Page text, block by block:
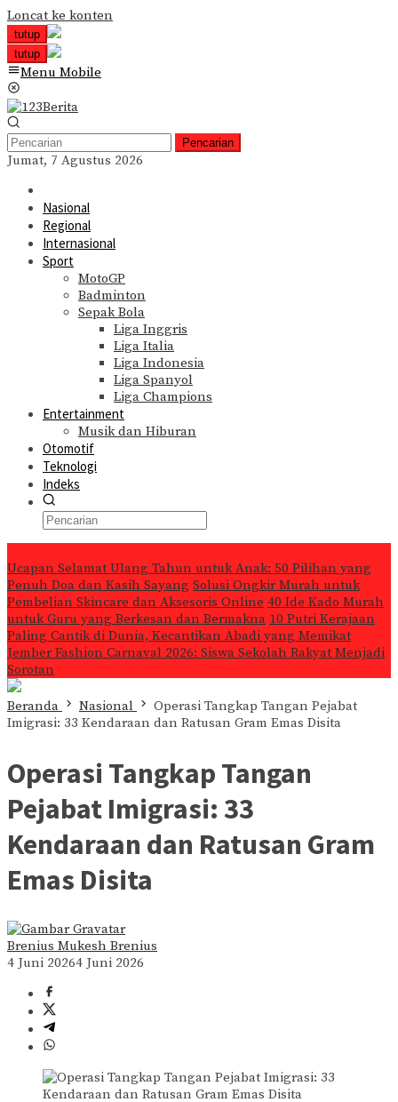
Loncat ke konten
tutup
tutup
Menu Mobile
Pencarian
Jumat, 7 Agustus 2026
Nasional
Regional
Internasional
Sport
MotoGP
Badminton
Sepak Bola
Liga Inggris
Liga Italia
Liga Indonesia
Liga Spanyol
Liga Champions
Entertainment
Musik dan Hiburan
Otomotif
Teknologi
Indeks
Ucapan Selamat Ulang Tahun untuk Anak: 50 Pilihan yang
Penuh Doa dan Kasih Sayang Solusi Ongkir Murah untuk
Pembelian Skincare dan Aksesoris Online 40 Ide Kado Murah
untuk Guru yang Berkesan dan Bermakna 10 Putri Kerajaan
Paling Cantik di Dunia, Kecantikan Abadi yang Memikat
Jember Fashion Carnaval 2026: Siswa Sekolah Rakyat Menjadi
Sorotan
Beranda Nasional
Operasi Tangkap Tangan Pejabat
Imigrasi: 33 Kendaraan dan Ratusan Gram Emas Disita
Operasi Tangkap Tangan
Pejabat Imigrasi: 33
Kendaraan dan Ratusan Gram
Emas Disita
Brenius Mukesh Brenius
4 Juni 20264 Juni 2026